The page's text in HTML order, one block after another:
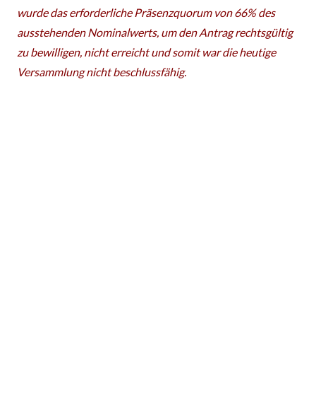
wurde das erforderliche Präsenzquorum von 66% des
ausstehenden Nominalwerts, um den Antrag rechtsgültig
zu bewilligen, nicht erreicht und somit war die heutige
Versammlung nicht beschlussfähig.